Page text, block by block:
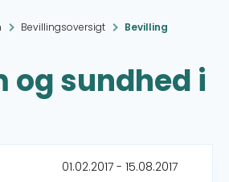
Bevillingsoversigt Bevilling
og sundhed i
01.02.2017 - 15.08.2017